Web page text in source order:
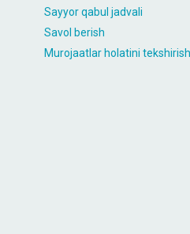
Sayyor qabul jadvali
Savol berish
Murojaatlar holatini tekshirish